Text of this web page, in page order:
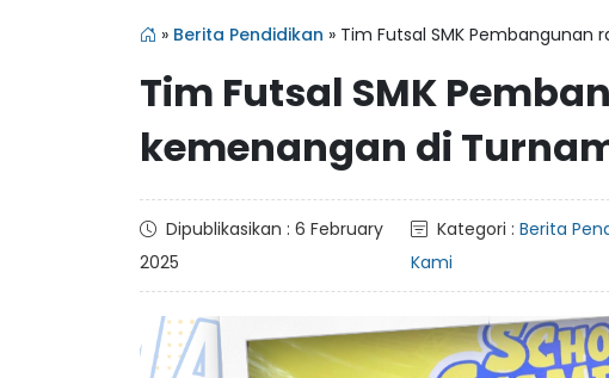
» Berita Pendidikan » Tim Futsal SMK Pembangunan
Tim Futsal SMK
kemenangan di
Dipublikasikan : 6 February
2025
Kategori : Berita
Kami